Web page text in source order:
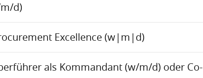
d)
Excellence (w|m|d)
als Kommandant (w/m/d) oder Co-